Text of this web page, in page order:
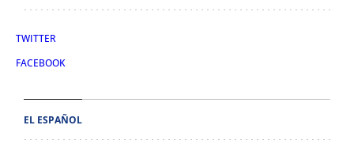
TWITTER
FACEBOOK
EL ESPAÑOL